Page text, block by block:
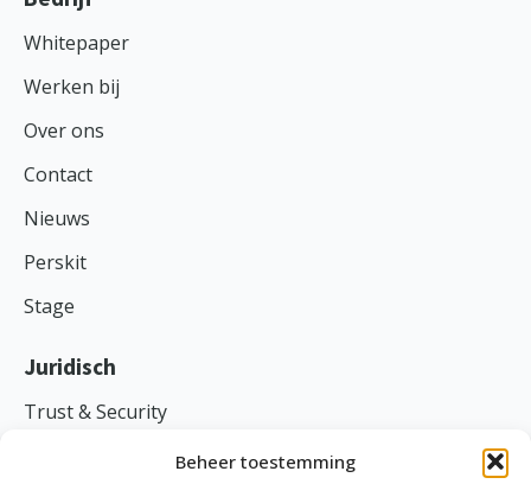
Beheer toestemming
Whitepaper
Werken bij
Over ons
Contact
Nieuws
Perskit
Stage
Juridisch
Trust & Security